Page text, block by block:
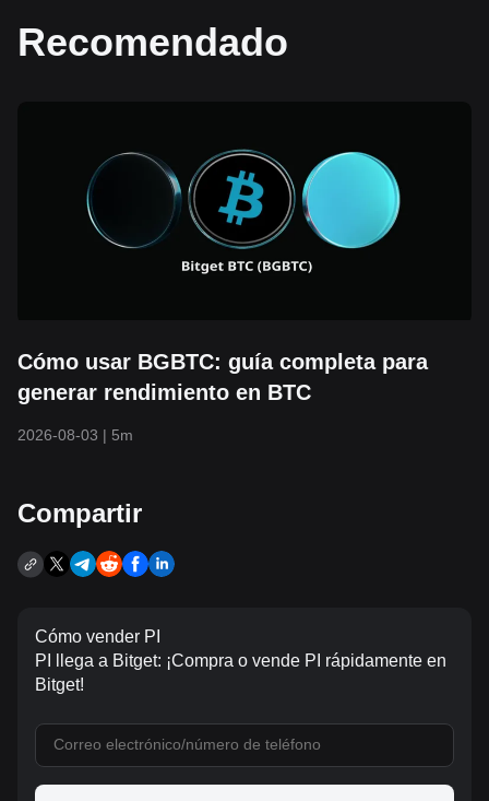
Recomendado
Cómo usar BGBTC: guía completa para
generar rendimiento en BTC
2026-08-03 | 5m
Compartir
Cómo vender PI
PI llega a Bitget: ¡Compra o vende PI rápidamente en
Bitget!